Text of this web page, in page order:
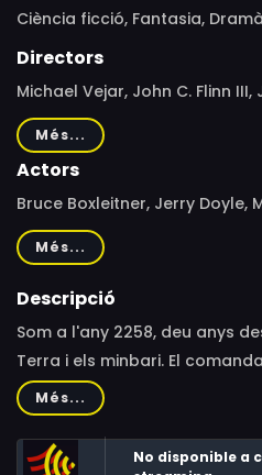
Ciència ficció, Fantasia,
Directors
Michael Vejar, John C. Flinn
David J. Eagle
Més...
Actors
Bruce Boxleitner, Jerry Doyle,
Andreas Katsulas, Peter
Tracy Scoggins, Patricia
Més...
Descripció
Som a l'any 2258, deu anys
Terra i els minbari. El
l'estació espacial Babylon 5,
més de cinc kilòmetres de
l'òrbita d'un planeta, en una
Més...
No disponible a